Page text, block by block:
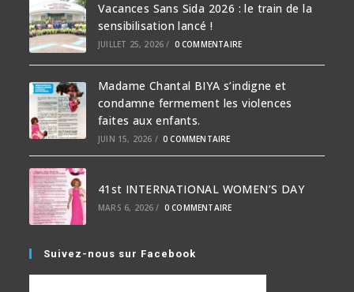
Vacances Sans Sida 2026 : le train de la
sensibilisation lancé !
JUILLET 25, 2026 / 0 COMMENTAIRE
Madame Chantal BIYA s’indigne et
condamne fermement les violences
faites aux enfants.
JUIN 15, 2026 / 0 COMMENTAIRE
41st INTERNATIONAL WOMEN’S DAY
MARS 6, 2026 / 0 COMMENTAIRE
Suivez-nous sur Facebook